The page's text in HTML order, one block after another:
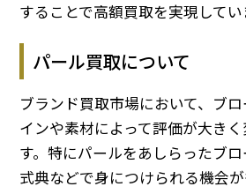
することで高額買取を実現してい
パール買取について
ブランド買取市場において、ブ
インや素材によって評価が大き
す。特にパールをあしらったブ
式典などで身につけられる機会